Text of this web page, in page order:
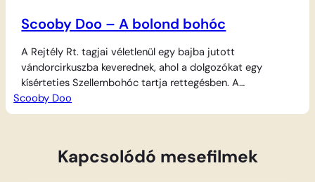
Scooby Doo – A bolond bohóc
A Rejtély Rt. tagjai véletlenül egy bajba jutott
vándorcirkuszba keverednek, ahol a dolgozókat egy
kísérteties Szellembohóc tartja rettegésben. A
gonosztevő nem elégszik meg az ijesztgetéssel: bűvös
aranyérméjével sorra hipnotizálja a bandát, furcsa
drótkötélen, míg Bozont bátor oroszlánszelídítőnek
Scooby Doo
Kapcsolódó mesefilmek